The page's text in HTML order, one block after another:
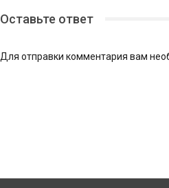
Оставьте ответ
Для отправки комментария вам